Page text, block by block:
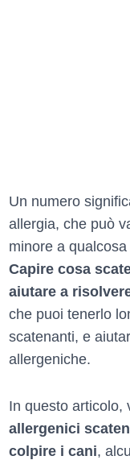
Un numero
allergia, che può
minore a
Capire cosa
aiutare a
che puoi tenerlo
scatenanti, e
allergeniche.
In questo articolo,
allergenici
colpire i cani,